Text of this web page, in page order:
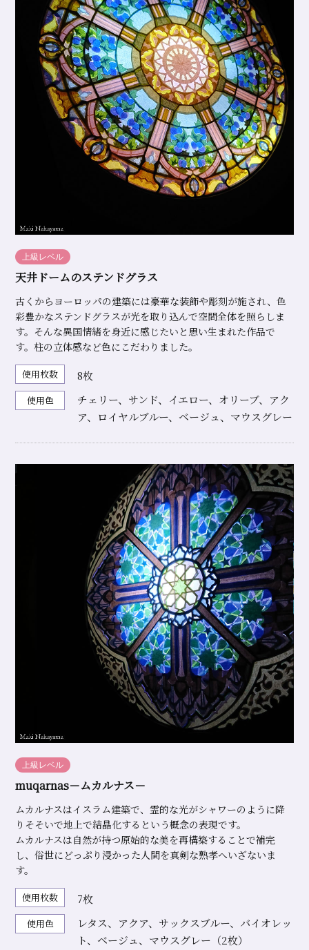
上級レベル
天井ドームのステンドグラス
古くからヨーロッパの建築には豪華な装飾や彫刻が施され、色
彩豊かなステンドグラスが光を取り込んで空間全体を照らしま
す。そんな異国情緒を身近に感じたいと思い生まれた作品で
す。柱の立体感など色にこだわりました。
使用枚数 8枚
使用色
チェリー、サンド、イエロー、オリーブ、アク
ア、ロイヤルブルー、ベージュ、マウスグレー
上級レベル
muqarnas－ムカルナス－
ムカルナスはイスラム建築で、霊的な光がシャワーのように降
りそそいで地上で結晶化するという概念の表現です。
ムカルナスは自然が持つ原始的な美を再構築することで補完
し、俗世にどっぷり浸かった人間を真剣な熟孝へいざないま
す。
使用枚数 7枚
使用色
レタス、アクア、サックスブルー、バイオレッ
ト、ベージュ、マウスグレー（2枚）